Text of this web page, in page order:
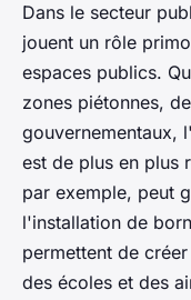
Dans le secteur
jouent un rôle
espaces publics.
zones piétonnes,
gouvernementaux,
est de plus en plus
par exemple, peut
l'installation de
permettent de
des écoles et des